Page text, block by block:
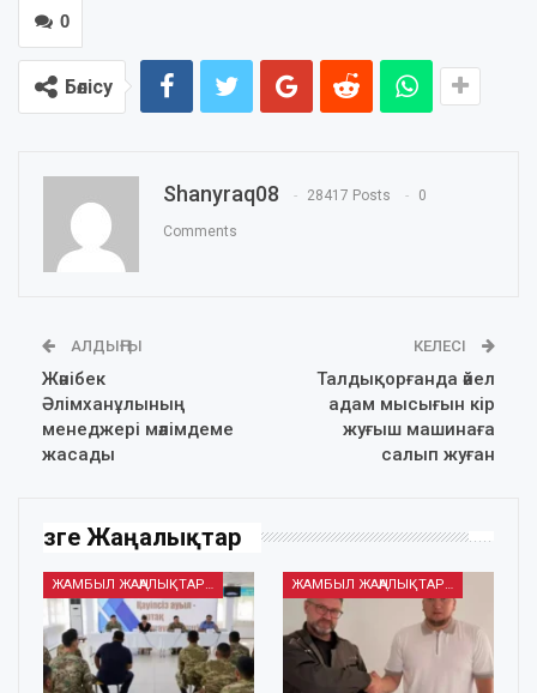
0
Бөлісу
Shanyraq08 28417 Posts 0
Comments
АЛДЫҢҒЫ
Жәнібек
Әлімханұлының
менеджері мәлімдеме
жасады
КЕЛЕСІ
Талдықорғанда әйел
адам мысығын кір
жуғыш машинаға
салып жуған
Өзге Жаңалықтар
ЖАМБЫЛ ЖАҢАЛЫҚТАРЫ ЖАМБЫЛ ЖАҢАЛЫҚТАРЫ